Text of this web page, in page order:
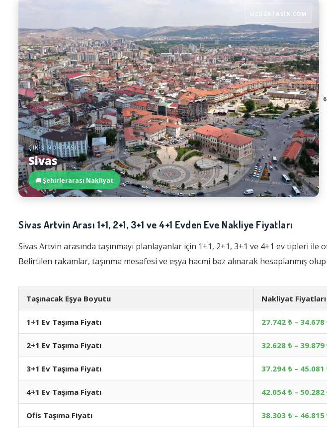
UCUZATASIN.COM
ÇIKIŞ NOKTASI
Sivas
🚚 Şehirlerarası Nakliyat
Sivas Artvin Arası 1+1, 2+1, 3+1 ve 4+1 Evden Eve Nakliye Fiyatları
Sivas Artvin arasında taşınmayı planlayanlar için 1+1, 2+1, 3+1 ve 4+1 ev tipleri ile
Belirtilen rakamlar, taşınma mesafesi ve eşya hacmi baz alınarak hesaplanmış
Taşınacak Eşya Boyutu Nakliyat Fiyatları
1+1 Ev Taşıma Fiyatı 27.742 ₺ – 34.678
2+1 Ev Taşıma Fiyatı 32.628 ₺ – 39.879
3+1 Ev Taşıma Fiyatı 37.294 ₺ – 45.081
4+1 Ev Taşıma Fiyatı 42.054 ₺ – 50.282
Ofis Taşıma Fiyatı 38.303 ₺ – 46.815